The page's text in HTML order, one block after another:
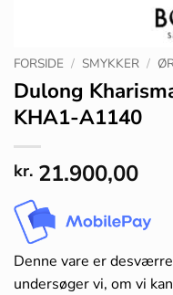
FORSIDE / SMYKKER /
Dulong
KHA1-A1140
kr. 21.900,00
Denne vare er
undersøger vi, om vi